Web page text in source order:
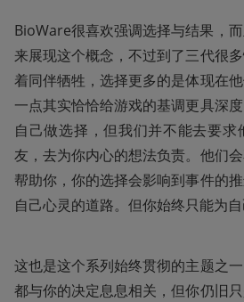
BioWare很喜欢强调选择与结果，
来展现这个概念，不过到了三代很
着同伴牺牲，选择更多的是体现在
一点其实恰恰给游戏的基调更具深
自己做选择，但我们并不能去要
友，去为你内心的想法负责。他们
帮助你，你的选择会影响到事件的
自己心灵的道路。但你始终只能为自
这也是这个系列始终贯彻的主题之
都与你的决定息息相关，但你仍旧